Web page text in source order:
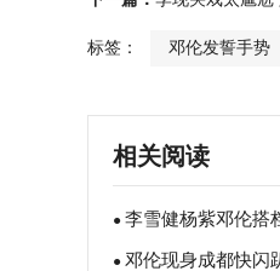
标签： 邓伦发誓手势
相关阅读
● 李雪健杨紫邓伦搭
● 邓伦现身成都快闪